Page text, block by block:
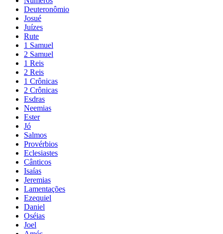
Deuteronômio
Josué
Juízes
Rute
1 Samuel
2 Samuel
1 Reis
2 Reis
1 Crônicas
2 Crônicas
Esdras
Neemias
Ester
Jó
Salmos
Provérbios
Eclesiastes
Cânticos
Isaías
Jeremias
Lamentações
Ezequiel
Daniel
Oséias
Joel